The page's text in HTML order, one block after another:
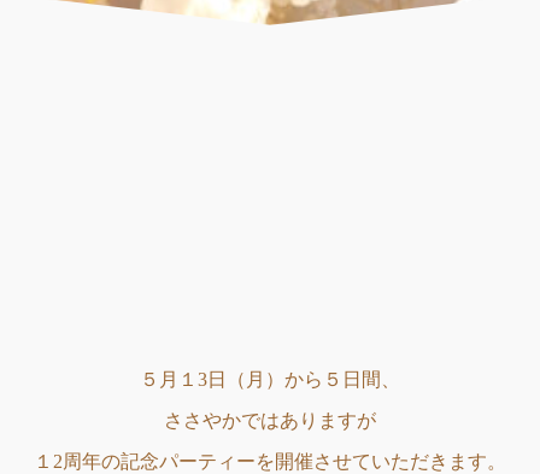
５月１3日（月）から５日間、
ささやかではありますが
１2周年の記念パーティーを開催させていただきます。